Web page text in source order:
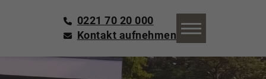
0221 70 20 000
Kontakt aufnehmen